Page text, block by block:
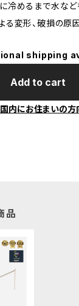
冷めるまで水な
変形、破損の原
shipping
Add to cart
内にお住まいの方
品